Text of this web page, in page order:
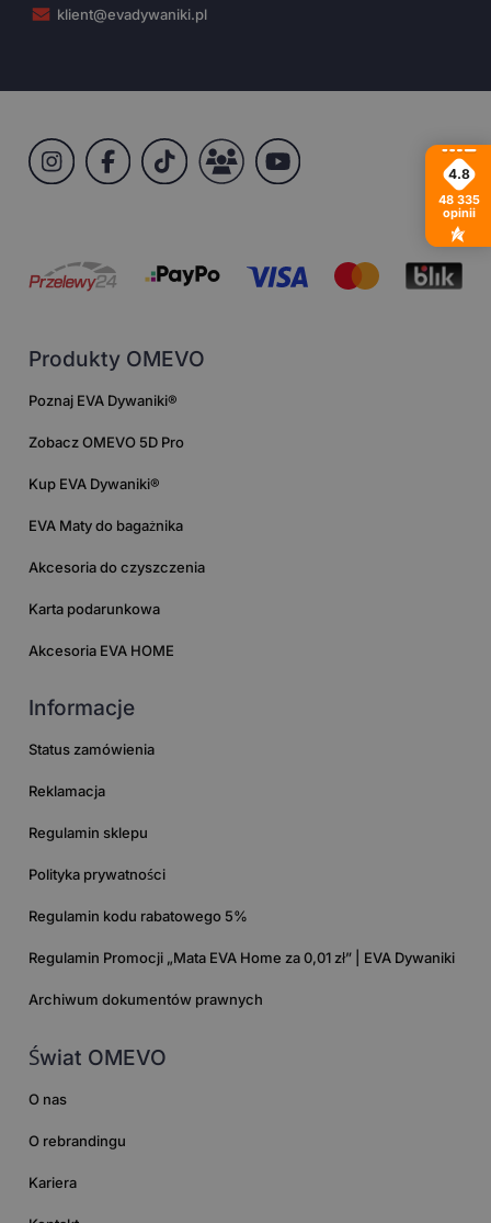
klient@evadywaniki.pl
Produkty OMEVO
Poznaj EVA Dywaniki®
Zobacz OMEVO 5D Pro
Kup EVA Dywaniki®
EVA Maty do bagażnika
Akcesoria do czyszczenia
Karta podarunkowa
Akcesoria EVA HOME
Informacje
Status zamówienia
Reklamacja
Regulamin sklepu
Polityka prywatności
Regulamin kodu rabatowego 5%
Regulamin Promocji „Mata EVA Home za 0,01 zł” | EVA Dywaniki
Archiwum dokumentów prawnych
Świat OMEVO
O nas
O rebrandingu
Kariera
4.8
48 335
opinii